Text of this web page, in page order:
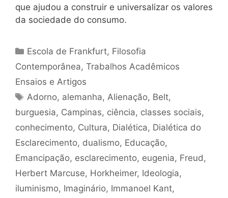
que ajudou a construir e universalizar os valores
da sociedade do consumo.
Categorias
Escola de Frankfurt, Filosofia
Contemporânea, Trabalhos Acadêmicos
Ensaios e Artigos
Tags
Adorno, alemanha,Alienação, Belt,
burguesia, Campinas, ciência, classes sociais,
conhecimento, Cultura, Dialética, Dialética do
Esclarecimento, dualismo, Educação,
Emancipação, esclarecimento, eugenia, Freud,
Herbert Marcuse, Horkheimer, Ideologia,
iluminismo, Imaginário, Immanoel Kant,